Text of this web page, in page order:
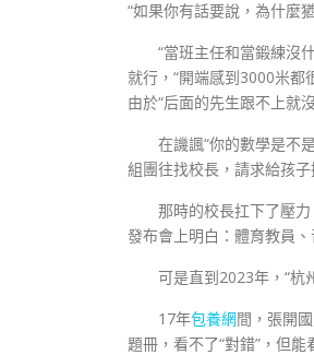
“如果你有話要說，為什麼
“當班主任和當鍛練沒
就行，“開端感到3000米
由於“后面的先生跟不上就
在譏諷“你的數學是不
組團往找校長，請求給孩子
那時的校長扛下了壓
發布會上明白：體育教員
可是直到2023年，“
17年包養網間，張開
題冊，看不了“對錯”，但